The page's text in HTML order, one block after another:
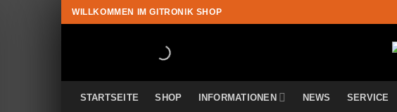
Zum
Inhalt
WILLKOMMEN IM GITRONIK SHOP
STARTSEITE SHOP INFORMATIONEN NEWS SERVICE